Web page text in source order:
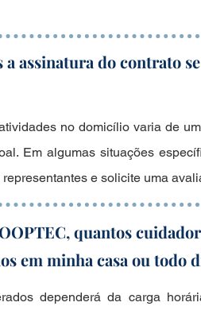
a assinatura do contrato
no domicílio varia de
Em algumas situações
e solicite uma
quantos
em minha casa ou
dependerá da carga